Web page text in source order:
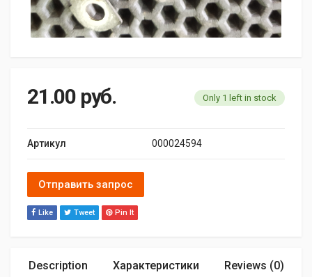
21.00 руб. Only 1 left in stock
Артикул 000024594
Отправить запрос
Like Tweet Pin It
Description Характеристики Reviews (0)